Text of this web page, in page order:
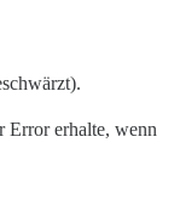
Error erhalte, wenn